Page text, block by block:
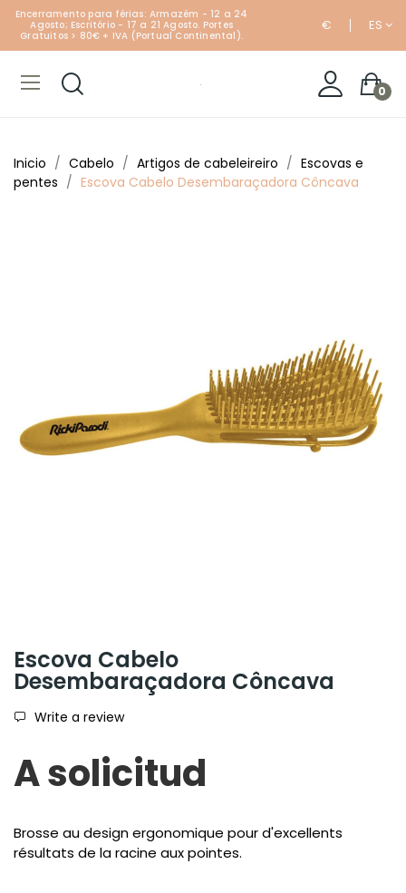
Encerramento para férias: Armazém - 12 a 24
Agosto; Escritório - 17 a 21 Agosto. Portes
Gratuitos > 80€ + IVA (Portual Continental).
€ ES
0
Inicio Cabelo Artigos de cabeleireiro
Escovas e
pentes
Escova Cabelo Desembaraçadora Côncava
Escova Cabelo
Desembaraçadora Côncava
Write a review
A solicitud
Brosse au design ergonomique pour d'excellents
résultats de la racine aux pointes.